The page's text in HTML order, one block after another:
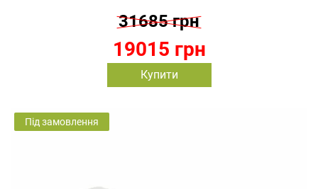
19015 грн
31685 грн
Купити
Під замовлення